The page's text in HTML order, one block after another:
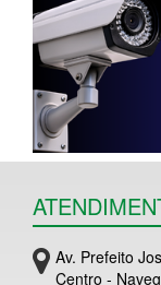
Av. Prefeito
Centro -